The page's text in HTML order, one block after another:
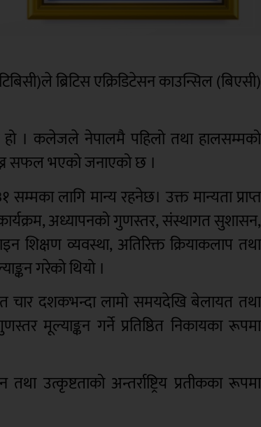
ब्रिटिस एक्रिडिटेसन काउन्सिल (बिएसी)
हो । कलेजले नेपालमै पहिलो तथा हालसम्मको
सफल भएको जनाएको छ ।
लागि मान्य रहनेछ। उक्त मान्यता प्राप्त
अध्यापनको गुणस्तर, संस्थागत सुशासन,
शिक्षण व्यवस्था, अतिरिक्त क्रियाकलाप तथा
गरेको थियो ।
चार दशकभन्दा लामो समयदेखि बेलायत तथा
मूल्याङ्कन गर्ने प्रतिष्ठित निकायका रूपमा
उत्कृष्टताको अन्तर्राष्ट्रिय प्रतीकका रूपमा